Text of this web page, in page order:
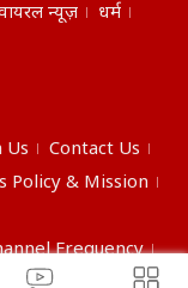
न्यूज़
धर्म
Contact Us
Policy & Mission
Frequency